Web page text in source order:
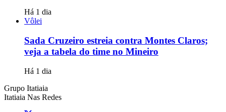
Há 1 dia
Vôlei
Sada Cruzeiro estreia contra Montes Claros;
veja a tabela do time no Mineiro
Há 1 dia
Grupo Itatiaia
Itatiaia Nas Redes